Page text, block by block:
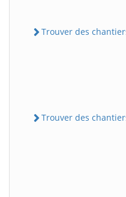
Trouver des
Trouver des